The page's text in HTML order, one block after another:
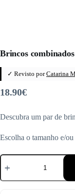
Brincos
✓ Revisto porCatarina
18.90€
Descubra um par de
Escolha o tamanho e/
Quantidade
de
combinados